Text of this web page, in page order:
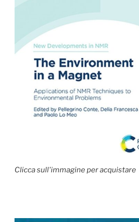
Clicca sull'immagine per acquistare